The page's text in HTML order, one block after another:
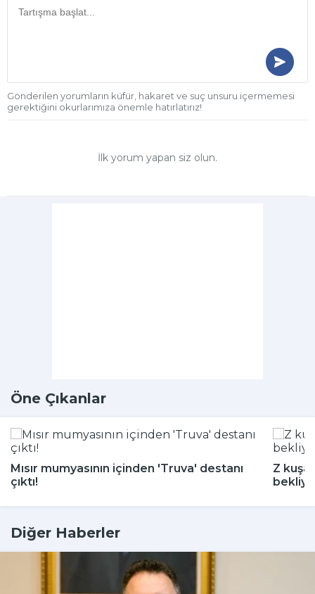
Gönderilen yorumların küfür, hakaret ve suç unsuru içermemesi
gerektiğini okurlarımıza önemle hatırlatırız!
İlk yorum yapan siz olun.
Öne Çıkanlar
Mısır mumyasının içinden 'Truva' destanı
çıktı!
Z
Diğer Haberler